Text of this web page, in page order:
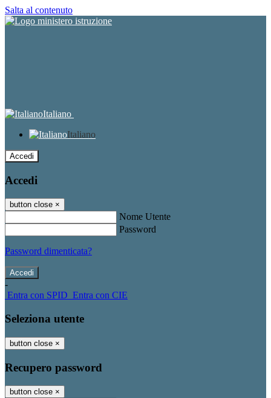
Salta al contenuto
Italiano
Italiano
Accedi
Accedi
button close ×
Nome Utente
Password
Password dimenticata?
-
Entra con SPID Entra con CIE
Seleziona utente
button close ×
Recupero password
button close ×